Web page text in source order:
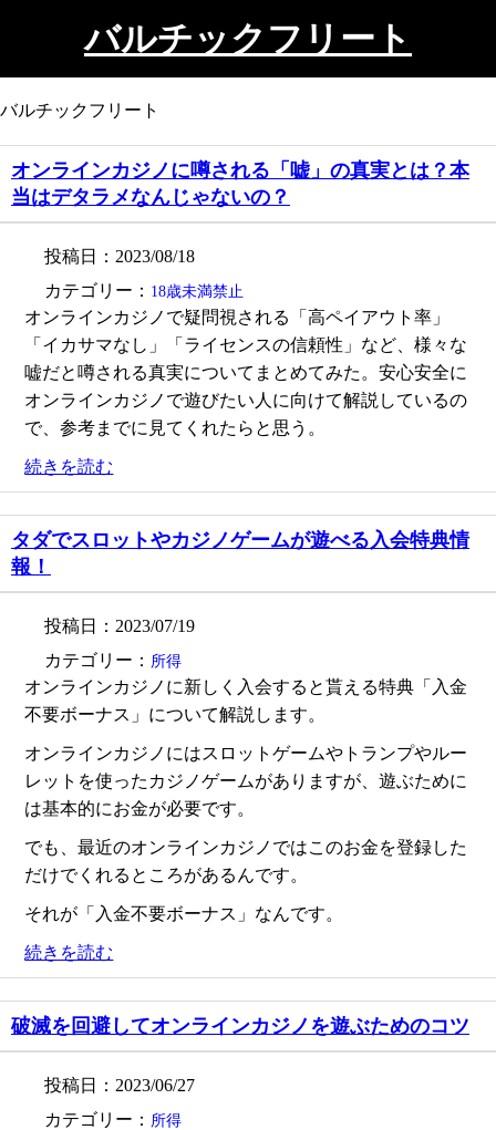
バルチックフリート
バルチックフリート
オンラインカジノに噂される「嘘」の真実とは？本
当はデタラメなんじゃないの？
投稿日：2023/08/18
カテゴリー： 18歳未満禁止
オンラインカジノで疑問視される「高ペイアウト率」
「イカサマなし」「ライセンスの信頼性」など、様々な
嘘だと噂される真実についてまとめてみた。安心安全に
オンラインカジノで遊びたい人に向けて解説しているの
で、参考までに見てくれたらと思う。
続きを読む
タダでスロットやカジノゲームが遊べる入会特典情
報！
投稿日：2023/07/19
カテゴリー： 所得
オンラインカジノに新しく入会すると貰える特典「入金
不要ボーナス」について解説します。
オンラインカジノにはスロットゲームやトランプやルー
レットを使ったカジノゲームがありますが、遊ぶために
は基本的にお金が必要です。
でも、最近のオンラインカジノではこのお金を登録した
だけでくれるところがあるんです。
それが「入金不要ボーナス」なんです。
続きを読む
破滅を回避してオンラインカジノを遊ぶためのコツ
投稿日：2023/06/27
カテゴリー： 所得